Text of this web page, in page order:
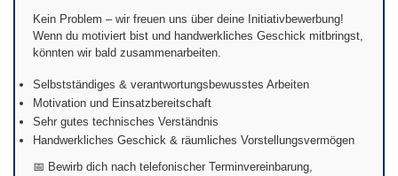
Kein Problem – wir freuen uns über deine Initiativbewerbung!
Wenn du motiviert bist und handwerkliches Geschick mitbringst,
könnten wir bald zusammenarbeiten.
Selbstständiges & verantwortungsbewusstes Arbeiten
Motivation und Einsatzbereitschaft
Sehr gutes technisches Verständnis
Handwerkliches Geschick & räumliches Vorstellungsvermögen
📅 Bewirb dich nach telefonischer Terminvereinbarung,